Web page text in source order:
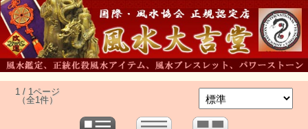
1 / 1ページ
（全1件）